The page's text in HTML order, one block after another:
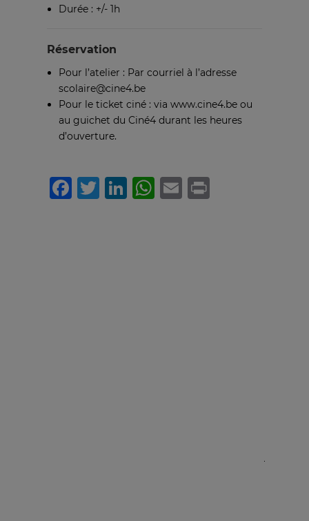
Durée : +/- 1h
Réservation
Pour l’atelier : Par courriel à l’adresse
scolaire@cine4.be
Pour le ticket ciné : via www.cine4.be ou
au guichet du Ciné4 durant les heures
d’ouverture.
Facebook
Twitter
LinkedIn
WhatsApp
Email